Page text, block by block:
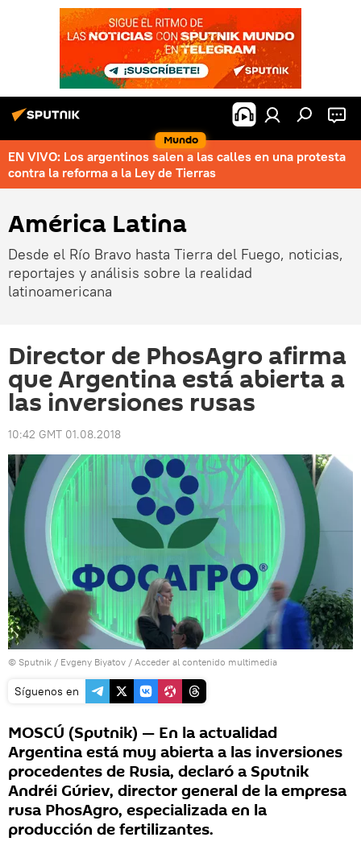
Mundo
EN VIVO: Los argentinos salen a las calles en una protesta
contra la reforma a la Ley de Tierras
América Latina
Desde el Río Bravo hasta Tierra del Fuego, noticias,
reportajes y análisis sobre la realidad
latinoamericana
Director de PhosAgro afirma
que Argentina está abierta a
las inversiones rusas
10:42 GMT 01.08.2018
© Sputnik / Evgeny Biyatov / Acceder al contenido multimedia
Síguenos en
MOSCÚ (Sputnik) — En la actualidad
Argentina está muy abierta a las inversiones
procedentes de Rusia, declaró a Sputnik
Andréi Gúriev, director general de la empresa
rusa PhosAgro, especializada en la
producción de fertilizantes.